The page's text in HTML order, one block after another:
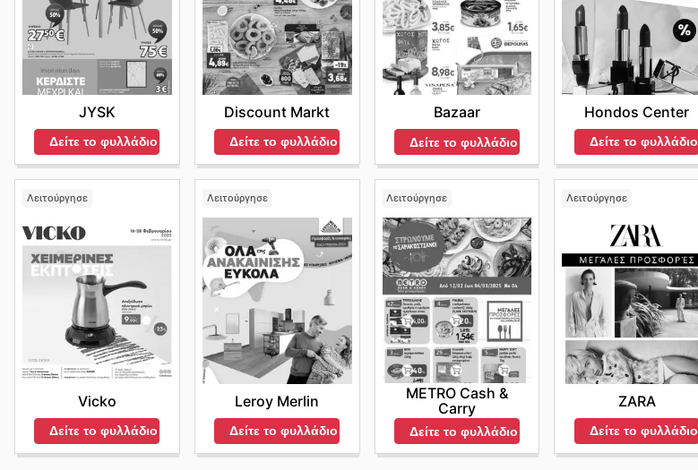
JYSK
Δείτε το φυλλάδιο
Discount Markt
Δείτε το φυλλάδιο
Bazaar
Δείτε το φυλλάδιο
Hondos Center
Δείτε το φυλλάδιο
Λειτούργησε
Vicko
Δείτε το φυλλάδιο
Λειτούργησε
Leroy Merlin
Δείτε το φυλλάδιο
Λειτούργησε
METRO Cash &
Carry
Δείτε το φυλλάδιο
Λειτούργησε
ZARA
Δείτε το φυλλάδιο